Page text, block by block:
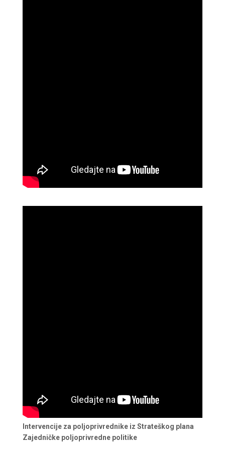
Intervencije za poljoprivrednike iz Strateškog plana
Zajedničke poljoprivredne politike